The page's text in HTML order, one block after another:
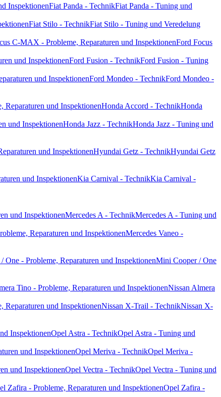
InspektionenFiat Panda - TechnikFiat Panda - Tuning und
Fiat Stilo - TechnikFiat Stilo - Tuning und Veredelung
C-MAX - Probleme, Reparaturen und InspektionenFord Focus
und InspektionenFord Fusion - TechnikFord Fusion - Tuning
und InspektionenFord Mondeo - TechnikFord Mondeo -
Reparaturen und InspektionenHonda Accord - TechnikHonda
und InspektionenHonda Jazz - TechnikHonda Jazz - Tuning und
und InspektionenHyundai Getz - TechnikHyundai Getz
und InspektionenKia Carnival - TechnikKia Carnival -
und InspektionenMercedes A - TechnikMercedes A - Tuning und
Reparaturen und InspektionenMercedes Vaneo -
One - Probleme, Reparaturen und InspektionenMini Cooper / One
Tino - Probleme, Reparaturen und InspektionenNissan Almera
Reparaturen und InspektionenNissan X-Trail - TechnikNissan X-
InspektionenOpel Astra - TechnikOpel Astra - Tuning und
und InspektionenOpel Meriva - TechnikOpel Meriva -
und InspektionenOpel Vectra - TechnikOpel Vectra - Tuning und
Zafira - Probleme, Reparaturen und InspektionenOpel Zafira -